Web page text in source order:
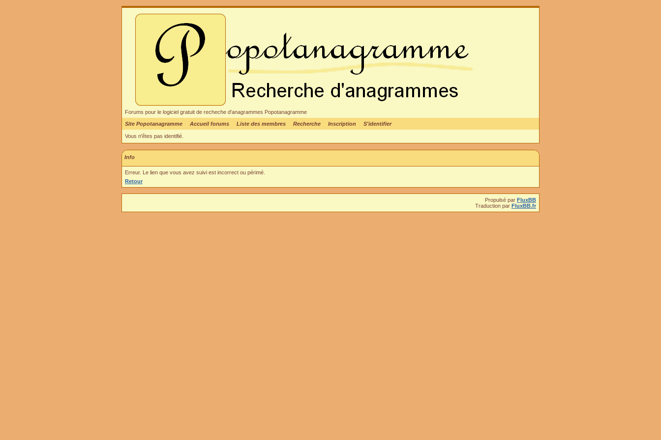
Forums pour le logiciel gratuit de recheche d'anagrammes Popotanagramme
Site Popotanagramme
Accueil forums Liste des membres Recherche Inscription S'identifier
Vous n'êtes pas identifié.
Info
Erreur. Le lien que vous avez suivi est incorrect ou périmé.
Retour
Propulsé par FluxBB
Traduction par FluxBB.fr